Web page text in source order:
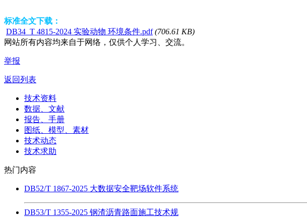
标准全文下载：
DB34_T 4815-2024 实验动物 环境条件.pdf (706.61 KB)
网站所有内容均来自于网络，仅供个人学习、交流。
举报
返回列表
技术资料
数据、文献
报告、手册
图纸、模型、素材
技术动态
技术求助
热门内容
DB52/T 1867-2025 大数据安全靶场软件系统
DB53/T 1355-2025 钢渣沥青路面施工技术规